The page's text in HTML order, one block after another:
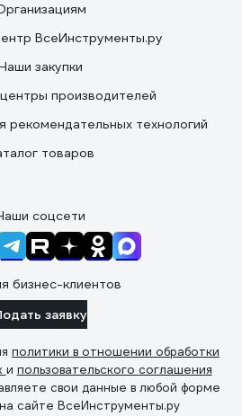
ВсеИнструменты.ру
закупки
производителей
рекомендательных технологий
товаров
соцсети
бизнес-клиентов
заявку
политики в отношении обработки
и пользовательского соглашения
свои данные в любой форме
сайте ВсеИнструменты.ру